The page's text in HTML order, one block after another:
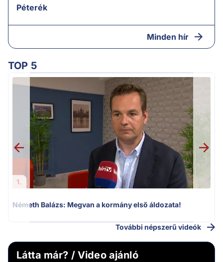
Péterék
Minden hír
TOP 5
1.
Németh Balázs: Megvan a kormány első áldozata!
További népszerű videók
Látta már? / Video ajánló